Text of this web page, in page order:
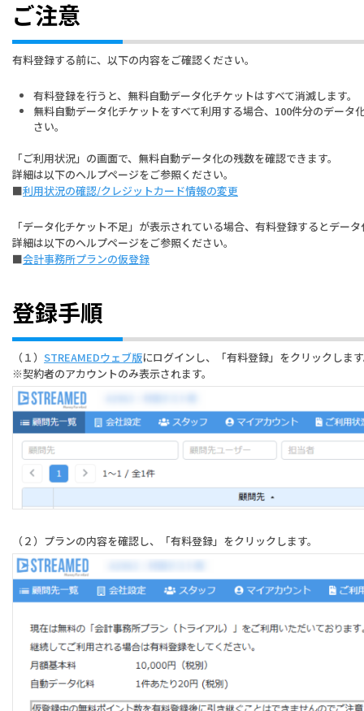
ご注意
有料登録する前に、以下の内容をご確認ください。
有料登録を行うと、無料自動データ化チケットはすべて消滅します。
無料自動データ化チケットをすべて利用する場合、100件分のデータ
さい。
「ご利用状況」の画面で、無料自動データ化の残数を確認できます。
詳細は以下のヘルプページをご参照ください。
■利用状況の確認/クレジットカード情報の変更
「データ化チケット不足」が表示されている場合、有料登録するとデー
詳細は以下のヘルプページをご参照ください。
■会計事務所プランの仮登録
登録手順
（１） STREAMEDウェブ版にログインし、「有料登録」をクリックしま
※契約者のアカウントのみ表示されます。
（２）プランの内容を確認し、「有料登録」をクリックします。